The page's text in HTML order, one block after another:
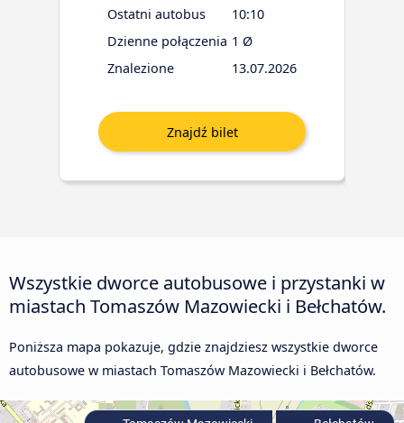
Ostatni autobus
10:10
Dzienne połączenia 1 Ø
Znalezione
13.07.2026
Wszystkie dworce autobusowe i przystanki w
miastach Tomaszów Mazowiecki i Bełchatów.
Poniższa mapa pokazuje, gdzie znajdziesz wszystkie dworce
autobusowe w miastach Tomaszów Mazowiecki i Bełchatów.